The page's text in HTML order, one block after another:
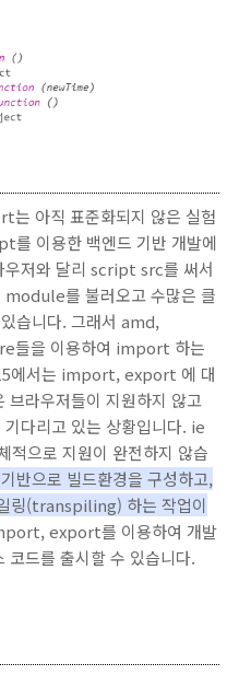
아직 표준화되지 않은 실험
를 이용한 백엔드 기반 개발에
우저와 달리 script src를 써서
module를 불러오고 수많은 클
습니다. 그래서 amd,
들을 이용하여 import 하는
에서는 import, export 에 대
브라우저들이 지원하지 않고
다리고 있는 상황입니다. ie
적으로 지원이 완전하지 않습
반으로 빌드환경을 구성하고,
링(transpiling) 하는 작업이
export를 이용하여 개발
코드를 출시할 수 있습니다.